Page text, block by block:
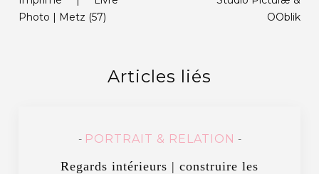
Articles liés
- PORTRAIT & RELATION -
Regards intérieurs | construire les